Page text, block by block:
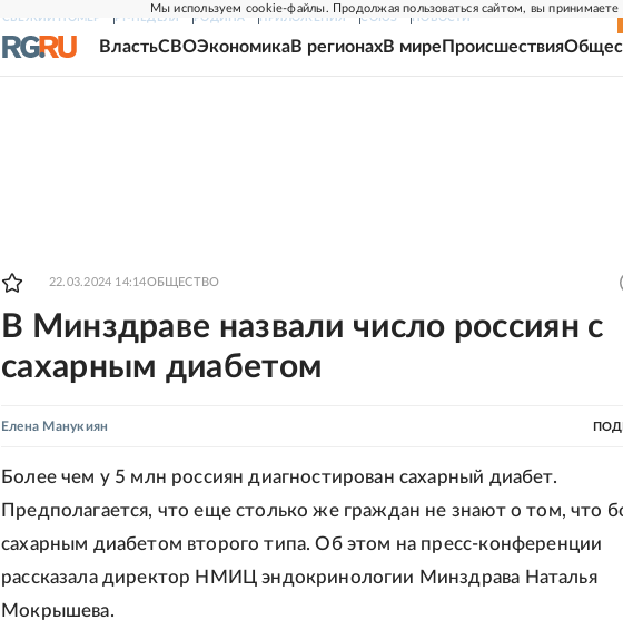
Мы используем cookie-файлы. Продолжая пользоваться сайтом, вы принимаете
СВЕЖИЙ НОМЕР РГ-НЕДЕЛЯ РОДИНА ПРИЛОЖЕНИЯ СОЮЗ НОВОСТИ
ВластьСВОЭкономикаВ регионахВ мире Происшествия
22.03.2024 14:14ОБЩЕСТВО
В Минздраве назвали число россиян с
сахарным диабетом
Елена Манукиян
Более чем у 5 млн россиян диагностирован сахарный диабет.
Предполагается, что еще столько же граждан не знают о том, что
сахарным диабетом второго типа. Об этом на пресс-конференции
рассказала директор НМИЦ эндокринологии Минздрава Наталья
Мокрышева.